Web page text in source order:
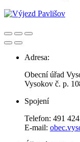
Adresa:
Obecní úřad
Vysokov č. p.
Spojení
Telefon: 491
E-mail: